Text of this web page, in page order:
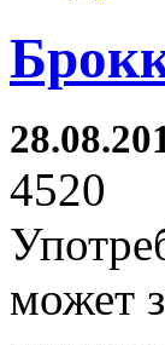
4520
может